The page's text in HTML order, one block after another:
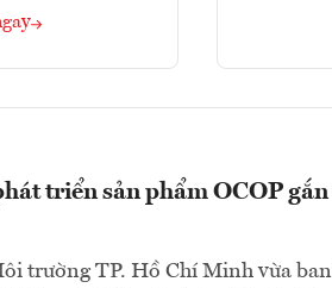
triển sản phẩm OCOP
trường TP. Hồ Chí Minh vừa